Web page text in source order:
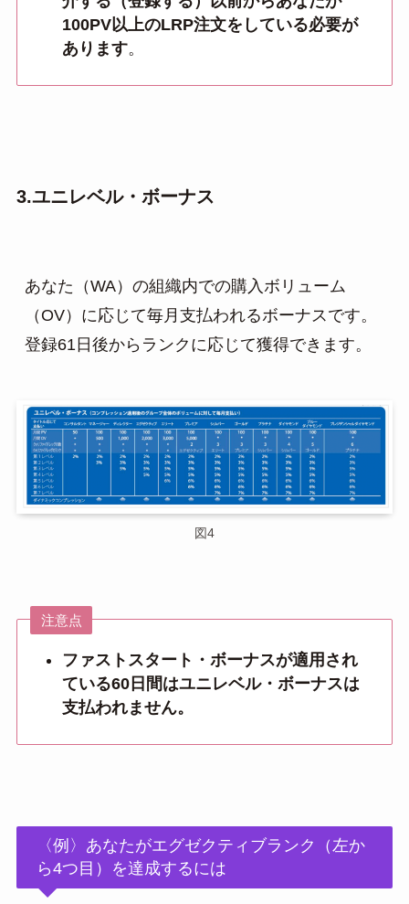
100PV以上のLRP注文をしている必要が
あります。
3.ユニレベル・ボーナス
あなた（WA）の組織内での購入ボリューム
（OV）に応じて毎月支払われるボーナスです。
登録61日後からランクに応じて獲得できます。
図4
注意点
ファストスタート・ボーナスが適用され
ている60日間はユニレベル・ボーナスは
支払われません。
〈例〉あなたがエグゼクティブランク（左か
ら4つ目）を達成するには